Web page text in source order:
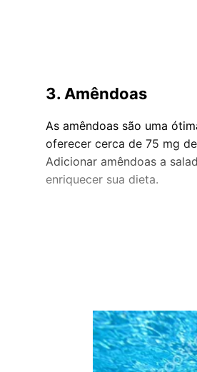
3. Amêndoas
As amêndoas são uma
oferecer cerca de 75 mg
Adicionar amêndoas a
enriquecer sua dieta.